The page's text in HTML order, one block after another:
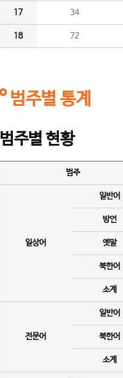
17 34
18 72
범주별 통계
범주별 현황
범주
일상어
일반어
방언
옛말
북한어
소계
전문어
일반어
북한어
소계